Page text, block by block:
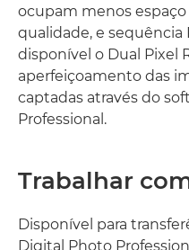
ocupam menos
qualidade, e sequência
disponível o Dual Pixel
aperfeiçoamento das
captadas através do
Professional.
Trabalhar
Disponível para
Digital Photo